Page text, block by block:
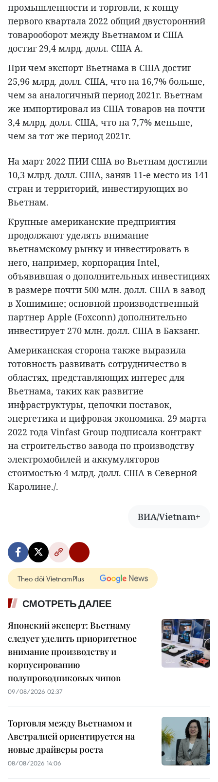
промышленности и торговли, к концу
первого квартала 2022 общий двусторонний
товарооборот между Вьетнамом и США
достиг 29,4 млрд. долл. США А.
При чем экспорт Вьетнама в США достиг
25,96 млрд. долл. США, что на 16,7% больше,
чем за аналогичный период 2021г. Вьетнам
же импортировал из США товаров на почти
3,4 млрд. долл. США, что на 7,7% меньше,
чем за тот же период 2021г.
На март 2022 ПИИ США во Вьетнам достигли
10,3 млрд. долл. США, заняв 11-е место из 141
стран и территорий, инвестирующих во
Вьетнам.
Крупные американские предприятия
продолжают уделять внимание
вьетнамскому рынку и инвестировать в
него, например, корпорация Intel,
объявившая о дополнительных инвестициях
в размере почти 500 млн. долл. США в завод
в Хошимине; основной производственный
партнер Apple (Foxconn) дополнительно
инвестирует 270 млн. долл. США в Бакзанг.
Американская сторона также выразила
готовность развивать сотрудничество в
областях, представляющих интерес для
Вьетнама, таких как развитие
инфраструктуры, цепочки поставок,
энергетика и цифровая экономика. 29 марта
2022 года Vinfast Group подписала контракт
на строительство завода по производству
электромобилей и аккумуляторов
стоимостью 4 млрд. долл. США в Северной
Каролине./.
ВИА/Vietnam+
Theo dõi VietnamPlus
СМОТРЕТЬ ДАЛЕЕ
Японский эксперт: Вьетнаму
следует уделить приоритетное
внимание производству и
корпусированию
полупроводниковых чипов
09/08/2026 02:37
Торговля между Вьетнамом и
Австралией ориентируется на
новые драйверы роста
08/08/2026 14:06